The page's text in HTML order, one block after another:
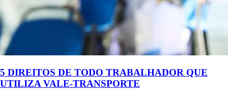
5 DIREITOS DE TODO TRABALHADOR QUE
UTILIZA VALE-TRANSPORTE